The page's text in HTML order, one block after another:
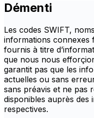
Démenti
Les codes SWIFT,
informations connexes
fournis à titre
que nous nous
garantit pas que les
actuelles ou sans
sans préavis et ne pas
disponibles auprès des
respectives.